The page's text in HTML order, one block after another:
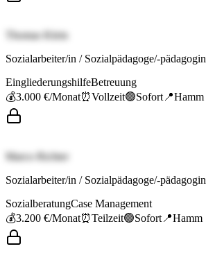
Thomas Klein
Sozialarbeiter/in / Sozialpädagoge/-pädagogin
EingliederungshilfeBetreuung
💰3.000 €/Monat⏰Vollzeit🟢Sofort 📍Hamm
Marco Richter
Sozialarbeiter/in / Sozialpädagoge/-pädagogin
SozialberatungCase Management
💰3.200 €/Monat⏰Teilzeit🟢Sofort 📍Hamm